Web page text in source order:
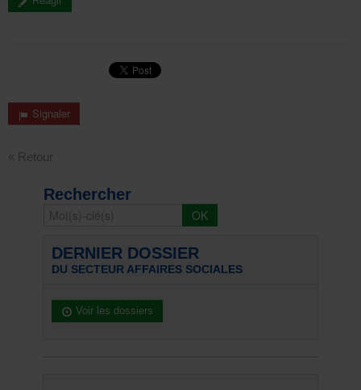
Signaler
« Retour
Rechercher
DERNIER DOSSIER
DU SECTEUR AFFAIRES SOCIALES
Voir les dossiers